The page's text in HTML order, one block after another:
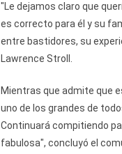
"Le dejamos claro que
es correcto para él y su
entre bastidores, su
Lawrence Stroll.
Mientras que admite que
uno de los grandes de
Continuará compitiendo
fabulosa", concluyó el